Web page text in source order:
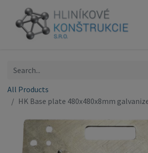
All Products
HK Base plate 480x480x8mm